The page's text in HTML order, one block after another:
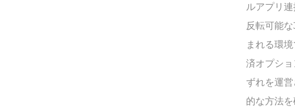
ルアプリ
反転可能
まれる環
済オプシ
ずれを運
的な方法を